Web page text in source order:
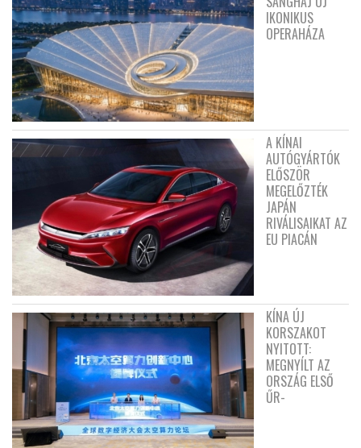
IKONIKUS
OPERAHÁZA
A KÍNAI
AUTÓGYÁRTÓK
ELŐSZÖR
MEGELŐZTÉK
JAPÁN
RIVÁLISAIKAT AZ
EU PIACÁN
KÍNA ÚJ
KORSZAKOT
NYITOTT:
MEGNYÍLT AZ
ORSZÁG ELSŐ
ŰR-